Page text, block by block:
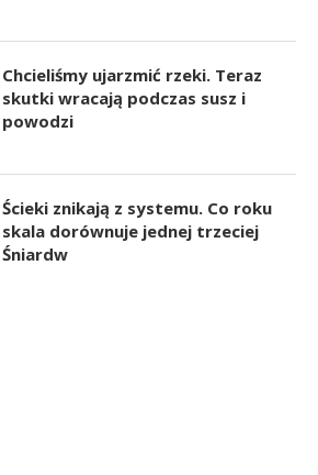
Chcieliśmy ujarzmić rzeki. Teraz
skutki wracają podczas susz i
powodzi
Ścieki znikają z systemu. Co roku
skala dorównuje jednej trzeciej
Śniardw